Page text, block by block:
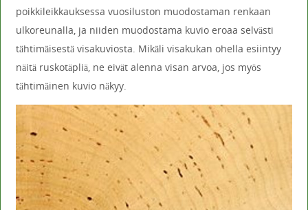
poikkileikkauksessa vuosiluston muodostaman renkaan
ulkoreunalla, ja niiden muodostama kuvio eroaa selvästi
tähtimäisestä visakuviosta. Mikäli visakukan ohella esiintyy
näitä ruskotäpliä, ne eivät alenna visan arvoa, jos myös
tähtimäinen kuvio näkyy.